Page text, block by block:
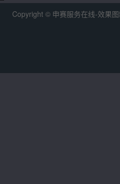
Copyright © 申赛服务在线-效果